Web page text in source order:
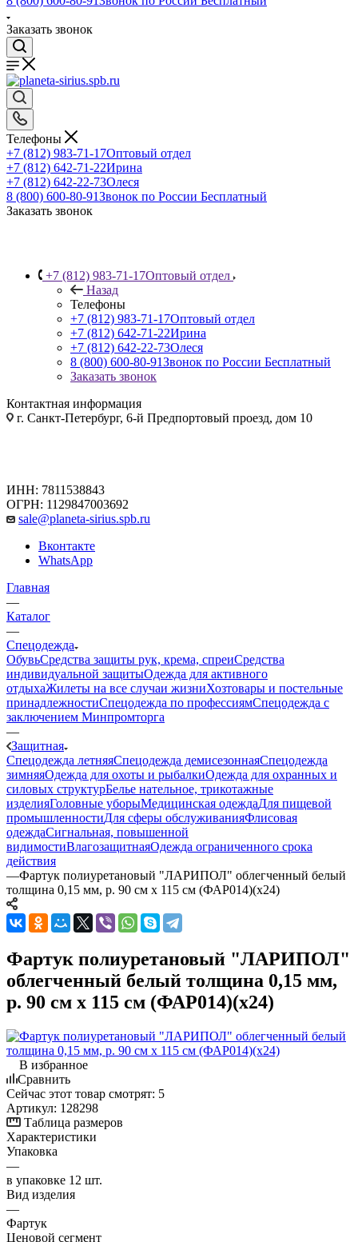
Заказать звонок
Телефоны
+7 (812) 983-71-17Оптовый отдел
+7 (812) 642-71-22Ирина
+7 (812) 642-22-73Олеся
8 (800) 600-80-91Звонок по России Бесплатный
Заказать звонок
+7 (812) 983-71-17Оптовый отдел
Назад
Телефоны
+7 (812) 983-71-17Оптовый отдел
+7 (812) 642-71-22Ирина
+7 (812) 642-22-73Олеся
8 (800) 600-80-91Звонок по России Бесплатный
Заказать звонок
Контактная информация
г. Санкт-Петербург, 6-й Предпортовый проезд, дом 10
ИНН: 7811538843
ОГРН: 1129847003692
sale@planeta-sirius.spb.ru
Вконтакте
WhatsApp
Главная
—
Каталог
—
Спецодежда
ОбувьСредства защиты рук, крема, спреиСредства
индивидуальной защитыОдежда для активного
отдыхаЖилеты на все случаи жизниХозтовары и постельные
принадлежностиСпецодежда по профессиямСпецодежда с
заключением Минпромторга
—
Защитная
Спецодежда летняяСпецодежда демисезоннаяСпецодежда
зимняяОдежда для охоты и рыбалкиОдежда для охранных и
силовых структурБелье нательное, трикотажные
изделияГоловные уборыМедицинская одеждаДля пищевой
промышленностиДля сферы обслуживанияФлисовая
одеждаСигнальная, повышенной
видимостиВлагозащитнаяОдежда ограниченного срока
действия
—Фартук полиуретановый "ЛАРИПОЛ" облегченный белый
толщина 0,15 мм, р. 90 см х 115 см (ФАР014)(х24)
Фартук полиуретановый "ЛАРИПОЛ"
облегченный белый толщина 0,15 мм,
р. 90 см х 115 см (ФАР014)(х24)
В избранное
Сравнить
Сейчас этот товар смотрят: 5
Артикул: 128298
Таблица размеров
Характеристики
Упаковка
—
в упаковке 12 шт.
Вид изделия
—
Фартук
Ценовой сегмент